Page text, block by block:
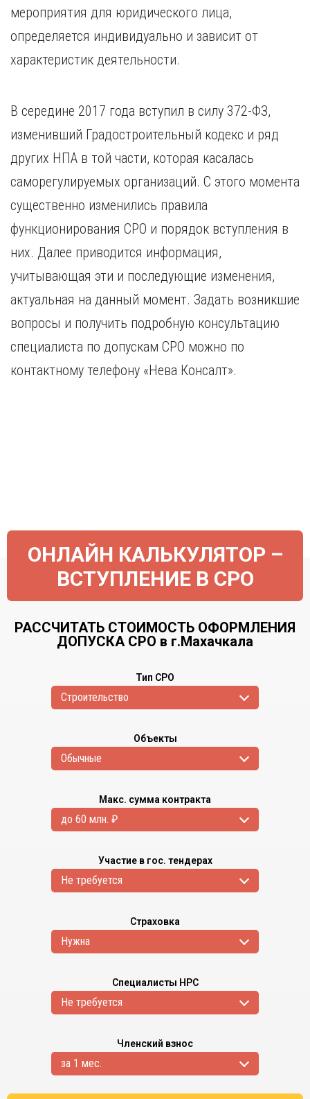
Набережные Челны
Нижний Новгород
Новосибирск
Я
Ярославль
мероприятия для юридического лица,
определяется индивидуально и зависит от
характеристик деятельности.
В середине 2017 года вступил в силу 372-ФЗ,
изменивший Градостроительный кодекс и ряд
других НПА в той части, которая касалась
саморегулируемых организаций. С этого момента
существенно изменились правила
функционирования СРО и порядок вступления в
них. Далее приводится информация,
учитывающая эти и последующие изменения,
актуальная на данный момент. Задать возникшие
вопросы и получить подробную консультацию
специалиста по допускам СРО можно по
контактному телефону «Нева Консалт».
ОНЛАЙН КАЛЬКУЛЯТОР –
ВСТУПЛЕНИЕ В СРО
РАССЧИТАТЬ СТОИМОСТЬ ОФОРМЛЕНИЯ
ДОПУСКА СРО в г.Махачкала
Тип СРО
Cтроительство
Объекты
Обычные
Макс. сумма контракта
до 60 млн. ₽
Участие в гос. тендерах
Не требуется
Страховка
Нужна
Специалисты НРС
Не требуется
Членский взнос
за 1 мес.